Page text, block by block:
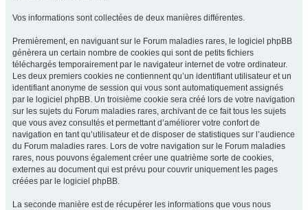
Vos informations sont collectées de deux manières différentes.
Premièrement, en naviguant sur le Forum maladies rares, le logiciel phpBB
génèrera un certain nombre de cookies qui sont de petits fichiers
téléchargés temporairement par le navigateur internet de votre ordinateur.
Les deux premiers cookies ne contiennent qu’un identifiant utilisateur et un
identifiant anonyme de session qui vous sont automatiquement assignés
par le logiciel phpBB. Un troisième cookie sera créé lors de votre navigation
sur les sujets du Forum maladies rares, archivant de ce fait tous les sujets
que vous avez consultés et permettant d’améliorer votre confort de
navigation en tant qu’utilisateur et de disposer de statistiques sur l’audience
du Forum maladies rares. Lors de votre navigation sur le Forum maladies
rares, nous pouvons également créer une quatrième sorte de cookies,
externes au document qui est prévu pour couvrir uniquement les pages
créées par le logiciel phpBB.
La seconde manière est de récupérer les informations que vous nous